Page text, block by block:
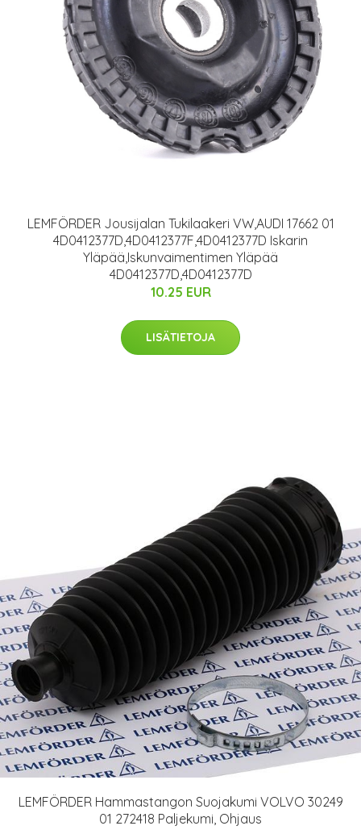
LEMFÖRDER Jousijalan Tukilaakeri VW,AUDI 17662 01
4D0412377D,4D0412377F,4D0412377D Iskarin
Yläpää,Iskunvaimentimen Yläpää
4D0412377D,4D0412377D
10.25 EUR
LISÄTIETOJA
LEMFÖRDER Hammastangon Suojakumi VOLVO 30249
01 272418 Paljekumi, Ohjaus